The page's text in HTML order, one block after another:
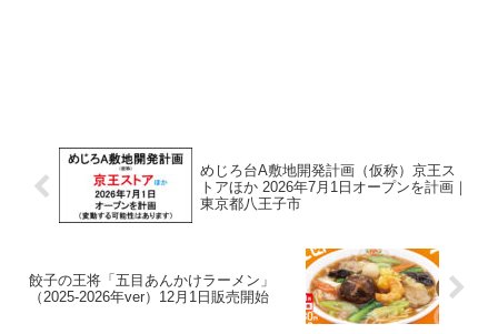
めじろ台A敷地開発計画（仮称）京王ス
トアほか 2026年7月1日オープンを計画｜
東京都八王子市
餃子の王将「五目あんかけラーメン」
（2025-2026年ver）12月1日販売開始